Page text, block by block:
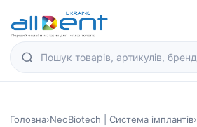
Головна›NeoBiotech | Система імплантів›